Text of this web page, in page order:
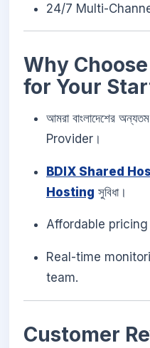
24/7 Multi-
Why Choose
for Your
আমরা বাংলাদেশের
Provider।
BDIX Shared
Hosting সুবিধা।
Affordable
Real-time
team.
Customer